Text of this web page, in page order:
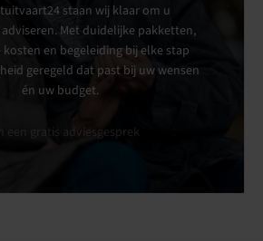
staan wij klaar om u
Met duidelijke pakketten,
en begeleiding bij elke stap
geregeld dat past bij uw wensen
én uw budget.
een gratis adviesgesprek